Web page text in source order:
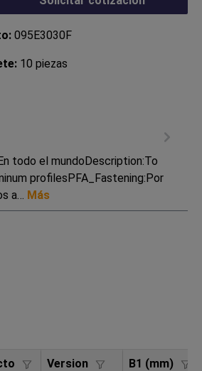
095E3030F
10 piezas
todo el mundoDescription:To
profilesPFA_Fastening:Por
a… Más
Version B1 (mm)